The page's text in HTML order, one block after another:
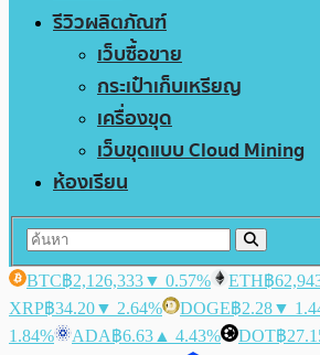
รีวิวผลิตภัณฑ์
เว็บซื้อขาย
กระเป๋าเก็บเหรียญ
เครื่องขุด
เว็บขุดแบบ Cloud Mining
ห้องเรียน
BTC฿2,126,333▼ 0.57% ETH฿
XRP฿34.20▼ 2.64% DOGE฿2.28▼
1.84%
ADA฿6.63 ▲ 4.43% DOT฿